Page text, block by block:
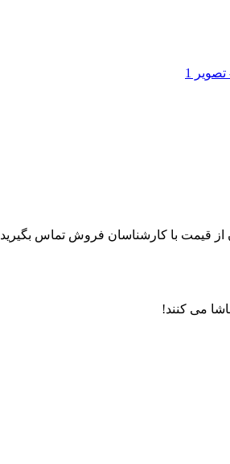
قیمت با کارشناسان فروش تماس بگیرید
می کنند!